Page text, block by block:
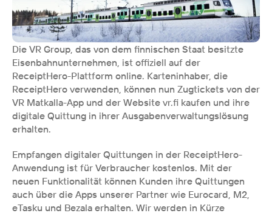
Die VR Group, das von dem finnischen Staat besitzte
Eisenbahnunternehmen, ist offiziell auf der
ReceiptHero-Plattform online. Karteninhaber, die
ReceiptHero verwenden, können nun Zugtickets von der
VR Matkalla-App und der Website vr.fi kaufen und ihre
digitale Quittung in ihrer Ausgabenverwaltungslösung
erhalten.
Empfangen digitaler Quittungen in der ReceiptHero-
Anwendung ist für Verbraucher kostenlos. Mit der
neuen Funktionalität können Kunden ihre Quittungen
auch über die Apps unserer Partner wie Eurocard, M2,
eTasku und Bezala erhalten. Wir werden in Kürze